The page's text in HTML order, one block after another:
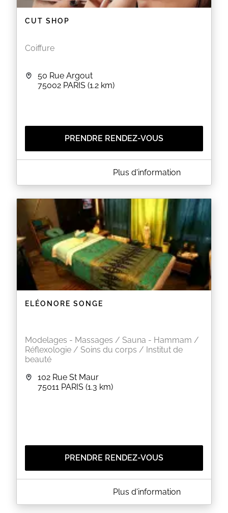
CUT SHOP
Coiffure
50 Rue Argout
75002 PARIS (1.2 km)
PRENDRE RENDEZ-VOUS
Cut Shop est un salon de coiffure situé au 50 rue
coupes pour homme et femme ainsi que des
colorations, des balayages et des soins capillaires.
EN SAVOIR PLUS
Plus d'information
ELÉONORE SONGE
Modelages - Massages / Sauna - Hammam /
Réflexologie / Soins du corps / Institut de
beauté
102 Rue St Maur
75011 PARIS (1.3 km)
PRENDRE RENDEZ-VOUS
A PROPOS DE ELÉONORE SONGE
Bienvenue sur le site de réservation en ligne, pour
Plus d'information